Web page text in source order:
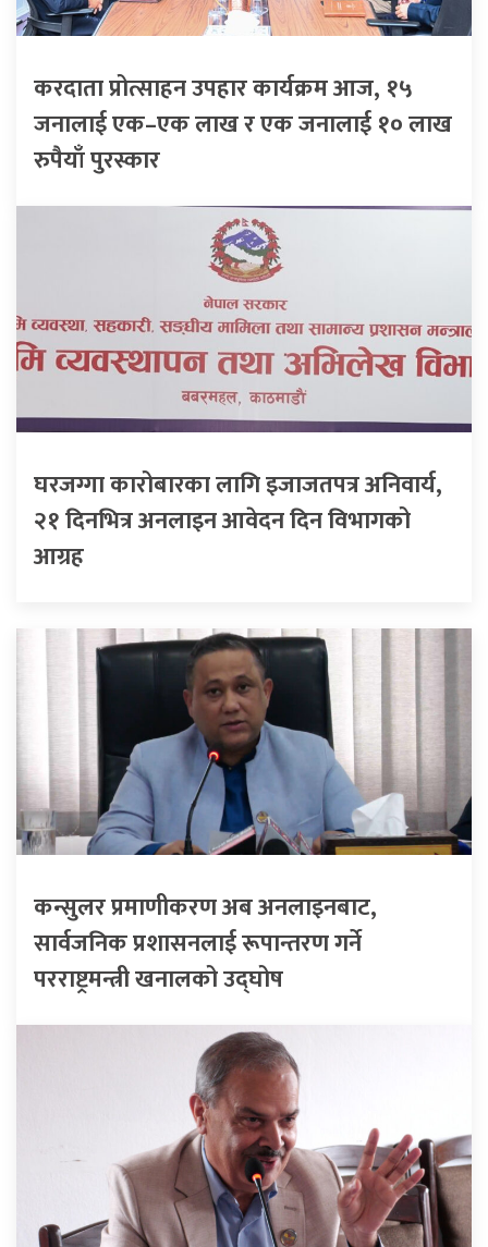
करदाता प्रोत्साहन उपहार कार्यक्रम आज, १५
जनालाई एक–एक लाख र एक जनालाई १० लाख
रुपैयाँ पुरस्कार
घरजग्गा कारोबारका लागि इजाजतपत्र अनिवार्य,
२१ दिनभित्र अनलाइन आवेदन दिन विभागको
आग्रह
कन्सुलर प्रमाणीकरण अब अनलाइनबाट,
सार्वजनिक प्रशासनलाई रूपान्तरण गर्ने
परराष्ट्रमन्त्री खनालको उद्घोष